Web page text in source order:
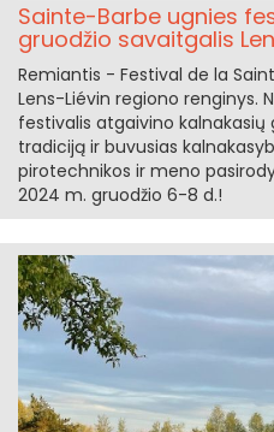
Sainte-Barbe ugnies
gruodžio savaitgalis
Remiantis - Festival de la
Lens-Liévin regiono renginys.
festivalis atgaivino kalnakasių
tradiciją ir buvusias
pirotechnikos ir meno
2024 m. gruodžio 6-8 d.!